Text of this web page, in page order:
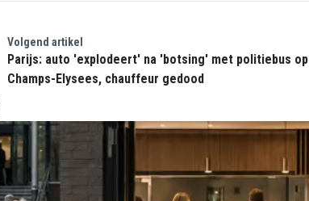
Volgend artikel
Parijs: auto 'explodeert' na 'botsing' met politiebus op
Champs-Elysees, chauffeur gedood